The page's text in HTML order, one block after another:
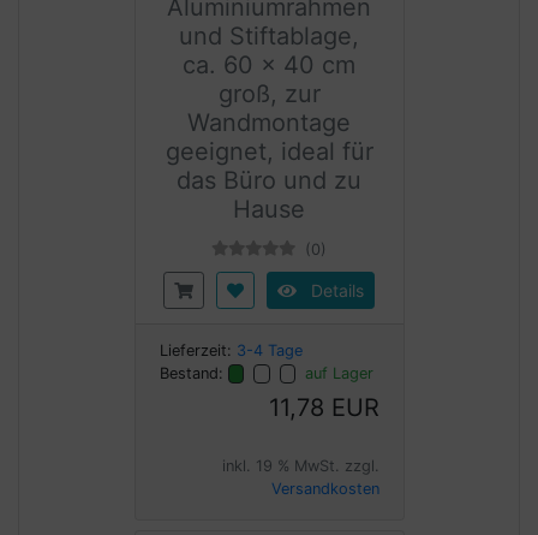
Aluminiumrahmen
und Stiftablage,
ca. 60 x 40 cm
groß, zur
Wandmontage
geeignet, ideal für
das Büro und zu
Hause
(0)
Details
Lieferzeit: 3-4 Tage
Bestand:
auf Lager
11,78 EUR
inkl. 19 % MwSt. zzgl.
Versandkosten